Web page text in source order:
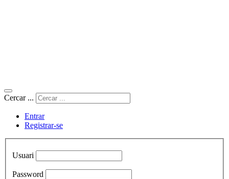
Cercar ...
Entrar
Registrar-se
Usuari
Password